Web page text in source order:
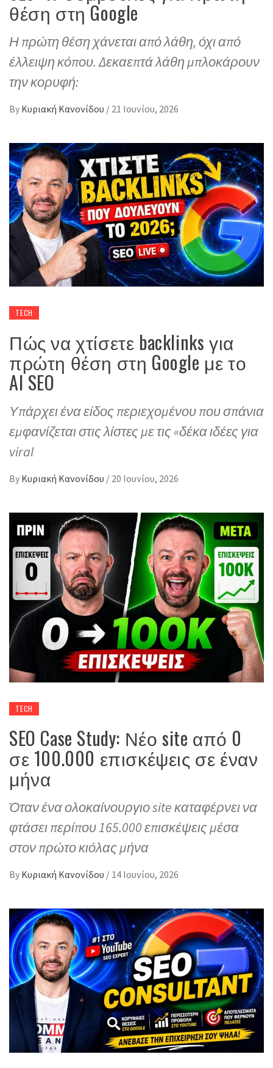
θέση στη Google
Η πρώτη θέση χάνεται από λάθη, όχι από
έλλειψη κόπου. Δεκαεπτά λάθη μπλοκάρουν
την κορυφή:
By Κυριακή Κανονίδου / 21 Ιουνίου, 2026
TECH
Πώς να χτίσετε backlinks για
πρώτη θέση στη Google με το
AI SEO
Υπάρχει ένα είδος περιεχομένου που σπάνια
εμφανίζεται στις λίστες με τις «δέκα ιδέες για
viral
By Κυριακή Κανονίδου / 20 Ιουνίου, 2026
TECH
SEO Case Study: Νέο site από 0
σε 100.000 επισκέψεις σε έναν
μήνα
Όταν ένα ολοκαίνουργιο site καταφέρνει να
φτάσει περίπου 165.000 επισκέψεις μέσα
στον πρώτο κιόλας μήνα
By Κυριακή Κανονίδου / 14 Ιουνίου, 2026